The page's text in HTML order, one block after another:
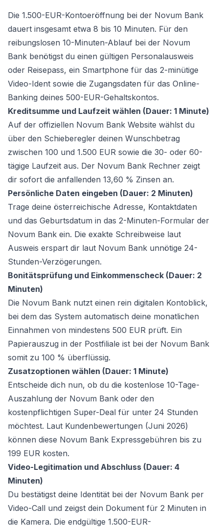
Die 1.500-EUR-Kontoeröffnung bei der Novum Bank
dauert insgesamt etwa 8 bis 10 Minuten. Für den
reibungslosen 10-Minuten-Ablauf bei der Novum
Bank benötigst du einen gültigen Personalausweis
oder Reisepass, ein Smartphone für das 2-minütige
Video-Ident sowie die Zugangsdaten für das Online-
Banking deines 500-EUR-Gehaltskontos.
Kreditsumme und Laufzeit wählen (Dauer: 1 Minute)
Auf der offiziellen Novum Bank Website wählst du
über den Schieberegler deinen Wunschbetrag
zwischen 100 und 1.500 EUR sowie die 30- oder 60-
tägige Laufzeit aus. Der Novum Bank Rechner zeigt
dir sofort die anfallenden 13,60 % Zinsen an.
Persönliche Daten eingeben (Dauer: 2 Minuten)
Trage deine österreichische Adresse, Kontaktdaten
und das Geburtsdatum in das 2-Minuten-Formular der
Novum Bank ein. Die exakte Schreibweise laut
Ausweis erspart dir laut Novum Bank unnötige 24-
Stunden-Verzögerungen.
Bonitätsprüfung und Einkommenscheck (Dauer: 2
Minuten)
Die Novum Bank nutzt einen rein digitalen Kontoblick,
bei dem das System automatisch deine monatlichen
Einnahmen von mindestens 500 EUR prüft. Ein
Papierauszug in der Postfiliale ist bei der Novum Bank
somit zu 100 % überflüssig.
Zusatzoptionen wählen (Dauer: 1 Minute)
Entscheide dich nun, ob du die kostenlose 10-Tage-
Auszahlung der Novum Bank oder den
kostenpflichtigen Super-Deal für unter 24 Stunden
möchtest. Laut Kundenbewertungen (Juni 2026)
können diese Novum Bank Expressgebühren bis zu
199 EUR kosten.
Video-Legitimation und Abschluss (Dauer: 4
Minuten)
Du bestätigst deine Identität bei der Novum Bank per
Video-Call und zeigst dein Dokument für 2 Minuten in
die Kamera. Die endgültige 1.500-EUR-